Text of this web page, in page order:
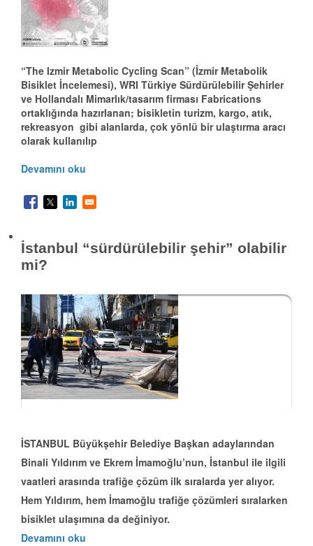
“The Izmir Metabolic Cycling Scan” (İzmir Metabolik
Bisiklet İncelemesi), WRI Türkiye Sürdürülebilir Şehirler
ve Hollandalı Mimarlık/tasarım firması Fabrications
ortaklığında hazırlanan; bisikletin turizm, kargo, atık,
rekreasyon gibi alanlarda, çok yönlü bir ulaştırma aracı
olarak kullanılıp
Devamını oku
İstanbul “sürdürülebilir şehir” olabilir
mi?
İSTANBUL Büyükşehir Belediye Başkan adaylarından
Binali Yıldırım ve Ekrem İmamoğlu’nun, İstanbul ile ilgili
vaatleri arasında trafiğe çözüm ilk sıralarda yer alıyor.
Hem Yıldırım, hem İmamoğlu trafiğe çözümleri sıralarken
bisiklet ulaşımına da değiniyor.
Devamını oku